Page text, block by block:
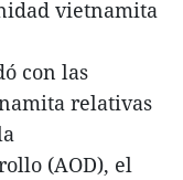
vietnamita
con las
relativas
(AOD), el